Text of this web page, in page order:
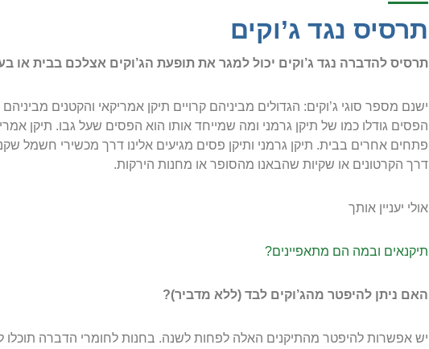
תרסיס נגד ג’וקים
תרסיס להדברה נגד ג’וקים יכול למגר את תופעת הג’וקים אצלכם בבית או
הפסים גודלו כמו של תיקן גרמני ומה שמייחד אותו הוא הפסים שעל גבו. תיקן
פתחים אחרים בבית. תיקן גרמני ותיקן פסים מגיעים אלינו דרך מכשירי חשמל
דרך הקרטונים או שקיות שהבאנו מהסופר או מחנות הירקות.
אולי יעניין אותך
תיקנאים ובמה הם מתאפיינים?
האם ניתן להיפטר מהג’וקים לבד (ללא מדביר)?
יש אפשרות להיפטר מהתיקנים האלה לפחות לשנה. בחנות לחומרי הדברה תוכלו